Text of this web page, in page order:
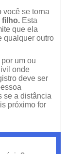
você se torna
filho. Esta
que ela
qualquer outro
um ou
onde
deve ser
se a distância
próximo for